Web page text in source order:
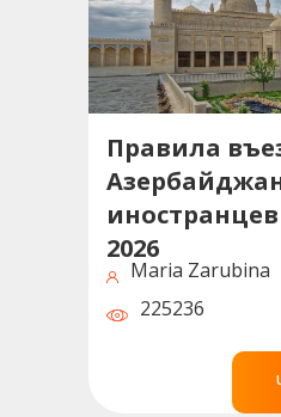
Правила
иностранцев
2026
Maria Zarubina
225236